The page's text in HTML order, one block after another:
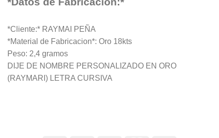
*Cliente:* RAYMAI PEÑA
*Material de Fabricacion*: Oro 18kts
Peso: 2,4 gramos
DIJE DE NOMBRE PERSONALIZADO EN ORO
(RAYMARI) LETRA CURSIVA